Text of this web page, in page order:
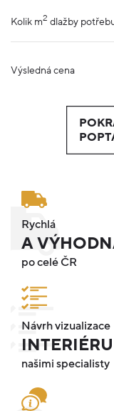
Kolik m2 dlažby
Výsledná cena
Rychlá
A
po celé ČR
Návrh vizualizace
INTERIÉRU
našimi specialisty